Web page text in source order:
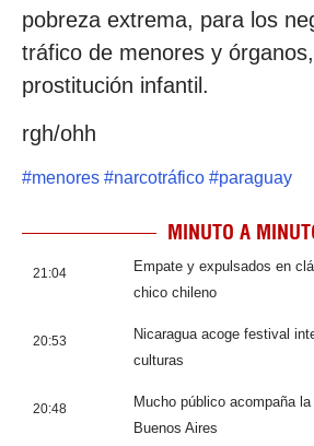
pobreza extrema, para los
tráfico de menores y
prostitución infantil.
rgh/ohh
#menores #narcotráfico #paraguay
MINUTO A
21:04
Empate y expulsados en
chico chileno
20:53
Nicaragua acoge festival
culturas
20:48
Mucho público acompaña
Buenos Aires